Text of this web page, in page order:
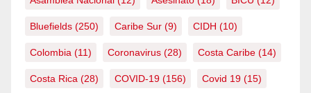
Bluefields (250) Caribe Sur (9) CIDH (10)
Colombia (11) Coronavirus (28) Costa Caribe (14)
Costa Rica (28) COVID-19 (156) Covid 19 (15)